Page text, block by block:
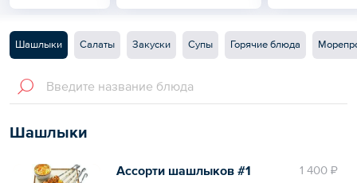
Шашлыки Салаты Закуски Супы Горячие блюда
Шашлыки
1 400 ₽
Ассорти шашлыков #1